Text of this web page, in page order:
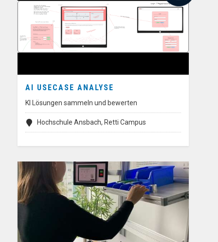
AI USECASE ANALYSE
KI Lösungen sammeln und bewerten
Hochschule Ansbach, Retti Campus